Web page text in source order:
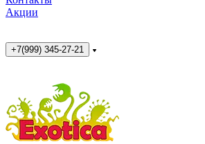
Акции
+7(999) 345-27-21